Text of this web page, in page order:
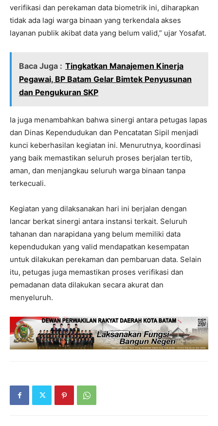
verifikasi dan perekaman data biometrik ini, diharapkan
tidak ada lagi warga binaan yang terkendala akses
layanan publik akibat data yang belum valid,” ujar Yosafat.
Baca Juga : Tingkatkan Manajemen Kinerja
Pegawai, BP Batam Gelar Bimtek Penyusunan
dan Pengukuran SKP
Ia juga menambahkan bahwa sinergi antara petugas lapas
dan Dinas Kependudukan dan Pencatatan Sipil menjadi
kunci keberhasilan kegiatan ini. Menurutnya, koordinasi
yang baik memastikan seluruh proses berjalan tertib,
aman, dan menjangkau seluruh warga binaan tanpa
terkecuali.
Kegiatan yang dilaksanakan hari ini berjalan dengan
lancar berkat sinergi antara instansi terkait. Seluruh
tahanan dan narapidana yang belum memiliki data
kependudukan yang valid mendapatkan kesempatan
untuk dilakukan perekaman dan pembaruan data. Selain
itu, petugas juga memastikan proses verifikasi dan
pemadanan data dilakukan secara akurat dan
menyeluruh.